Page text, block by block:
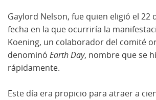
Gaylord Nelson, fue quien eligió el 22
fecha en la que ocurriría la
Koening, un colaborador del comité
denominó Earth Day, nombre que se
rápidamente.
Este día era propicio para atraer a